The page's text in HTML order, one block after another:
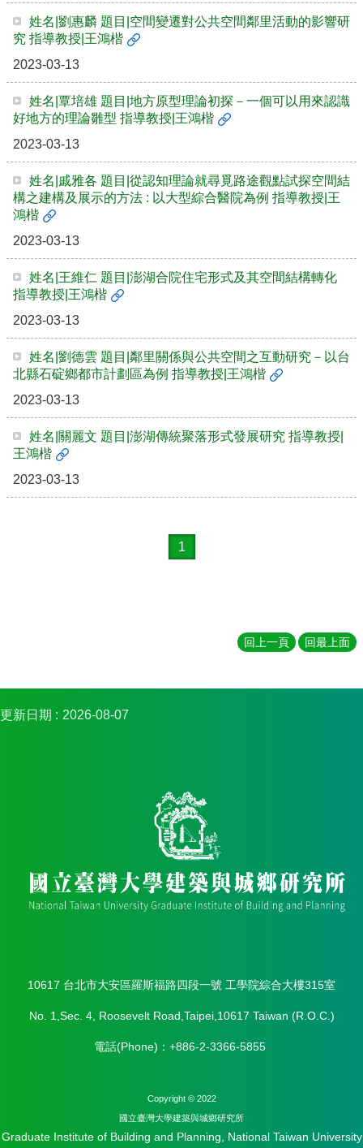
果
學
實
國
際
交
規
定
與
單
校
友
區
所
務
金
捐
相
臺
大
鄉
講
座
大
鄉
障
姓名|劉惠麟 題目|空間變遷對公共空間鄰里活動的影響研
究 指導教授|王鴻楷
2023-03-13
姓名|覃培雄 題目|地方原型理論初探－一個可以用來認識
好地方的理論雛型 指導教授|王鴻楷
2023-03-13
姓名|戚雅各 題目|從認知理論就尋覓路途觀點試探空間結
構之建構及展示的方法 : 以大型綜合醫院為例 指導教授|王
鴻楷
2023-03-13
姓名|王維仁 題目|澎湖合院住宅形式及其空間結構轉化
指導教授|王鴻楷
2023-03-13
姓名|劉德雲 題目|鄰里關係與公共空間之互動研究－以台
北縣石碇鄉都市計劃區為例 指導教授|王鴻楷
2023-03-13
姓名|關麗文 題目|澎湖傳統聚落形式發展研究 指導教授|
王鴻楷
2023-03-13
1
回上一頁 回最上面
更新日期 2026-08-07
10617 台北市大安區羅斯福路四段一號 工學院綜合大樓315室
No. 1,Sec. 4, Roosevelt Road,Taipei,10617 Taiwan (R.O.C.)
電話(Phone)：+886-2-3366-5855
Copyright © 2022
國立臺灣⼤學建築與城鄉研究所
Graduate Institute of Building and Planning, National Taiwan University